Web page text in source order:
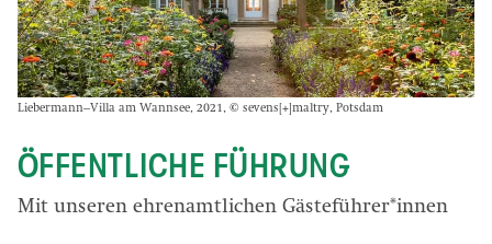
Liebermann–Villa am Wannsee, 2021, © sevens[+]maltry, Potsdam
ÖFFENTLICHE FÜHRUNG
Mit unseren ehrenamtlichen Gästeführer*innen